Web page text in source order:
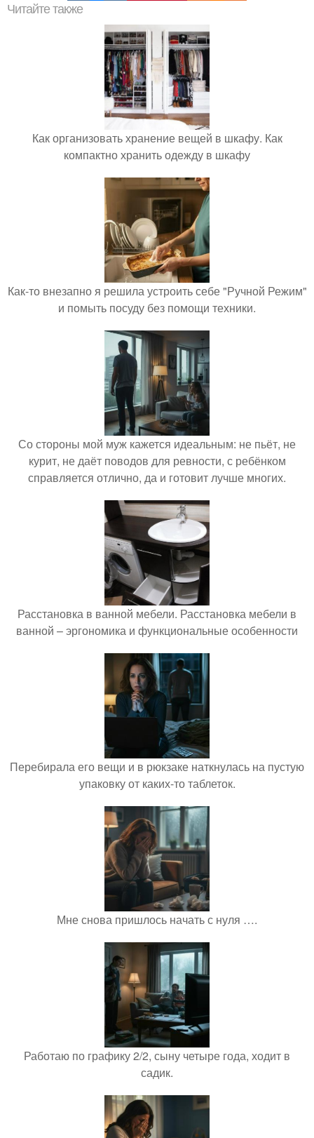
Читайте также
Как организовать хранение вещей в шкафу. Как
компактно хранить одежду в шкафу
Как-то внезапно я решила устроить себе "Ручной Режим"
и помыть посуду без помощи техники.
Со стороны мой муж кажется идеальным: не пьёт, не
курит, не даёт поводов для ревности, с ребёнком
справляется отлично, да и готовит лучше многих.
Расстановка в ванной мебели. Расстановка мебели в
ванной – эргономика и функциональные особенности
Перебирала его вещи и в рюкзаке наткнулась на пустую
упаковку от каких-то таблеток.
Мне снова пришлось начать с нуля ….
Работаю по графику 2/2, сыну четыре года, ходит в
садик.